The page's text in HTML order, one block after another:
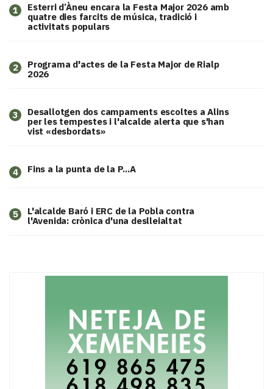
1
Esterri d’Àneu encara la Festa Major 2026 amb
quatre dies farcits de música, tradició i
activitats populars
2
Programa d'actes de la Festa Major de Rialp
2026
3
​Desallotgen dos campaments escoltes a Alins
per les tempestes i l'alcalde alerta que s'han
vist «desbordats»
4 Fins a la punta de la P...A
5
L'alcalde Baró i ERC de la Pobla contra
l'Avenida: crònica d'una deslleialtat